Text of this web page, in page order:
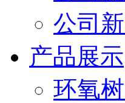
公司
产品展示
环氧